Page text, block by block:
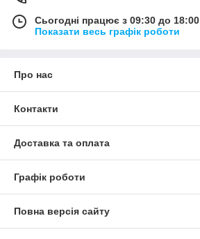
Сьогодні працює з 09:30 до 18:00
Показати весь графік роботи
Про нас
Контакти
Доставка та оплата
Графік роботи
Повна версія сайту